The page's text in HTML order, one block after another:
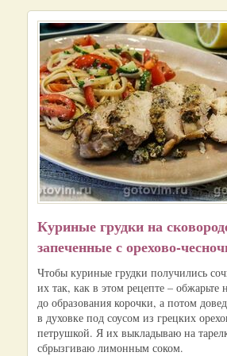
Куриные грудки на
запеченные с орехово-
Чтобы куриные грудки получились
их так, как в этом рецепте – обжарьте
до образования корочки, а потом
в духовке под соусом из грецких
петрушкой. Я их выкладываю на
сбрызгиваю лимонным соком.